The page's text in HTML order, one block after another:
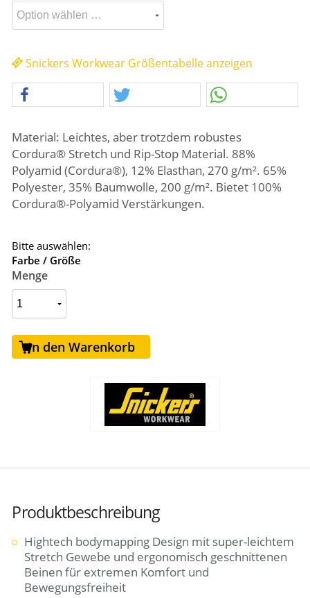
Snickers Workwear Größentabelle anzeigen
Material: Leichtes, aber trotzdem robustes
Cordura® Stretch und Rip-Stop Material. 88%
Polyamid (Cordura®), 12% Elasthan, 270 g/m². 65%
Polyester, 35% Baumwolle, 200 g/m². Bietet 100%
Cordura®-Polyamid Verstärkungen.
Bitte auswählen:
Farbe / Größe
Menge
In den Warenkorb
Produktbeschreibung
Hightech bodymapping Design mit super-leichtem
Stretch Gewebe und ergonomisch geschnittenen
Beinen für extremen Komfort und
Bewegungsfreiheit